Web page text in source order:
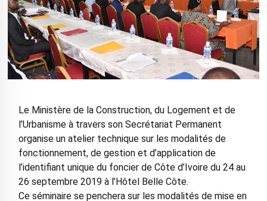
Le Ministère de la Construction, du Logement et de
l’Urbanisme à travers son Secrétariat Permanent
organise un atelier technique sur les modalités de
fonctionnement, de gestion et d’application de
l’identifiant unique du foncier de Côte d’Ivoire du 24 au
26 septembre 2019 à l’Hôtel Belle Côte.
Ce séminaire se penchera sur les modalités de mise en